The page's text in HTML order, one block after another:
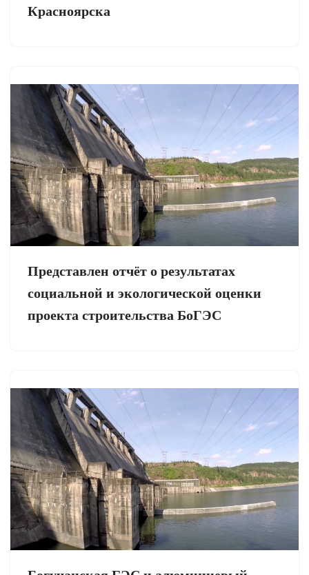
Красноярска
Представлен отчёт о результатах
социальной и экологической оценки
проекта строительства БоГЭС